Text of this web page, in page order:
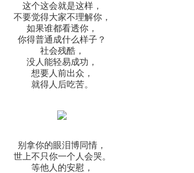
这个这会就是这样，
不要觉得大家不理解你，
如果谁都看透你，
你得普通成什么样子？
社会残酷，
没人能轻易成功，
想要人前出众，
就得人后吃苦。
别拿你的眼泪博同情，
世上不只你一个人会哭。
等他人的安慰，